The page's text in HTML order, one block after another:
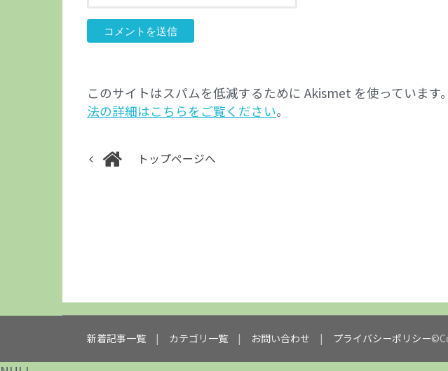
このサイトはスパムを低減するために Akismet を使っています。
法の詳細はこちらをご覧ください。
トップページへ
新着記事一覧 カテゴリ一覧 お問い合わせ プライバシーポリシー